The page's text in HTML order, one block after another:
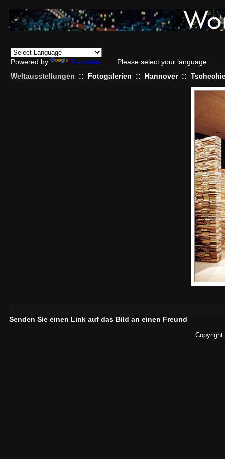
Powered by Translate
Please select your language
Weltausstellungen
:: Fotogalerien :: Hannover ::
Senden Sie einen Link auf das Bild an einen Freund